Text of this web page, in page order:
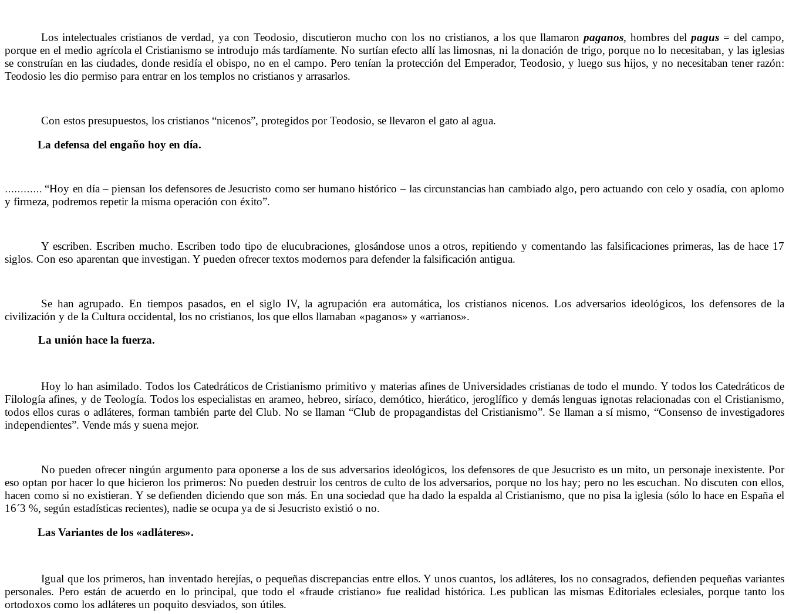
Los intelectuales cristianos de verdad, ya con Teodosio, discutieron mucho con los no cristianos, a los que llamaron paganos, hombres del pagus= del campo,
porque en el medio agrícola el Cristianismo se introdujo más tardíamente. No surtían efecto allí las limosnas, ni la donación de trigo, porque no lo necesitaban, y las iglesias
se construían en las ciudades, donde residía el obispo, no en el campo. Pero tenían la protección del Emperador, Teodosio, y luego sus hijos, y no necesitaban tener razón:
Teodosio les dio permiso para entrar en los templos no cristianos y arrasarlos.
Con estos presupuestos, los cristianos “nicenos”, protegidos por Teodosio, se llevaron el gato al agua.
La defensa del engaño hoy en día.
………… “Hoy en día – piensan los defensores de Jesucristo como ser humano histórico – las circunstancias han cambiado algo, pero actuando con celo y osadía, con aplomo
y firmeza, podremos repetir la misma operación con éxito”.
Y escriben. Escriben mucho. Escriben todo tipo de elucubraciones, glosándose unos a otros, repitiendo y comentando las falsificaciones primeras, las de hace 17
siglos. Con eso aparentan que investigan. Y pueden ofrecer textos modernos para defender la falsificación antigua.
Se han agrupado. En tiempos pasados, en el siglo IV, la agrupación era automática, los cristianos nicenos. Los adversarios ideológicos, los defensores de la
civilización y de la Cultura occidental, los no cristianos, los que ellos llamaban «paganos» y «arrianos».
La unión hace la fuerza.
Hoy lo han asimilado. Todos los Catedráticos de Cristianismo primitivo y materias afines de Universidades cristianas de todo el mundo. Y todos los Catedráticos de
Filología afines, y de Teología. Todos los especialistas en arameo, hebreo, siríaco, demótico, hierático, jeroglífico y demás lenguas ignotas relacionadas con el Cristianismo,
todos ellos curas o adláteres, forman también parte del Club. No se llaman “Club de propagandistas del Cristianismo”. Se llaman a sí mismo, “Consenso de investigadores
independientes”. Vende más y suena mejor.
No pueden ofrecer ningún argumento para oponerse a los de sus adversarios ideológicos, los defensores de que Jesucristo es un mito, un personaje inexistente. Por
eso optan por hacer lo que hicieron los primeros: No pueden destruir los centros de culto de los adversarios, porque no los hay; pero no les escuchan. No discuten con ellos,
hacen como si no existieran. Y se defienden diciendo que son más. En una sociedad que ha dado la espalda al Cristianismo, que no pisa la iglesia (sólo lo hace en España el
16´3 %, según estadísticas recientes), nadie se ocupa ya de si Jesucristo existió o no.
Las Variantes de los «adláteres».
Igual que los primeros, han inventado herejías, o pequeñas discrepancias entre ellos. Y unos cuantos, los adláteres, los no consagrados, defienden pequeñas variantes
personales. Pero están de acuerdo en lo principal, que todo el «fraude cristiano» fue realidad histórica. Les publican las mismas Editoriales eclesiales, porque tanto los
ortodoxos como los adláteres un poquito desviados, son útiles.